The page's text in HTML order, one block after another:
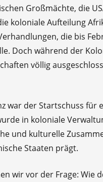
Großmächte, die
koloniale Aufteilung
die bis
Doch während der
völlig
war der Startschuss für
in koloniale
und kulturelle
Staaten prägt.
wir vor der Frage: